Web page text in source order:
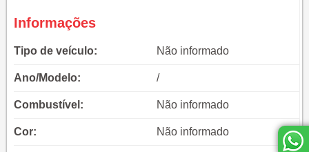
Informações
Tipo de veículo: Não informado
Ano/Modelo: /
Combustível: Não informado
Cor: Não informado